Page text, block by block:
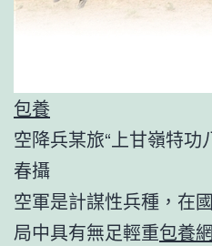
包養
空降兵某旅“上甘嶺特
春攝
空軍是計謀性兵種，在
局中具有無足輕重包養網